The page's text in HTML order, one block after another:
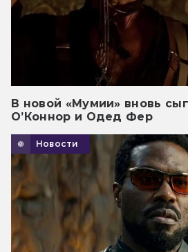
В новой «Мумии» вновь
О’Коннор и Одед Фер
Новости